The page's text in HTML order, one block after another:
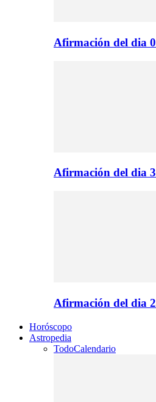
Afirmación del dia
Afirmación del dia
Afirmación del dia
Horóscopo
Astropedia
TodoCalendario